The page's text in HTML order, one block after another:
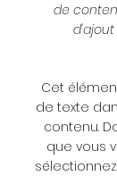
de
Cet
de texte
contenu.
que vous